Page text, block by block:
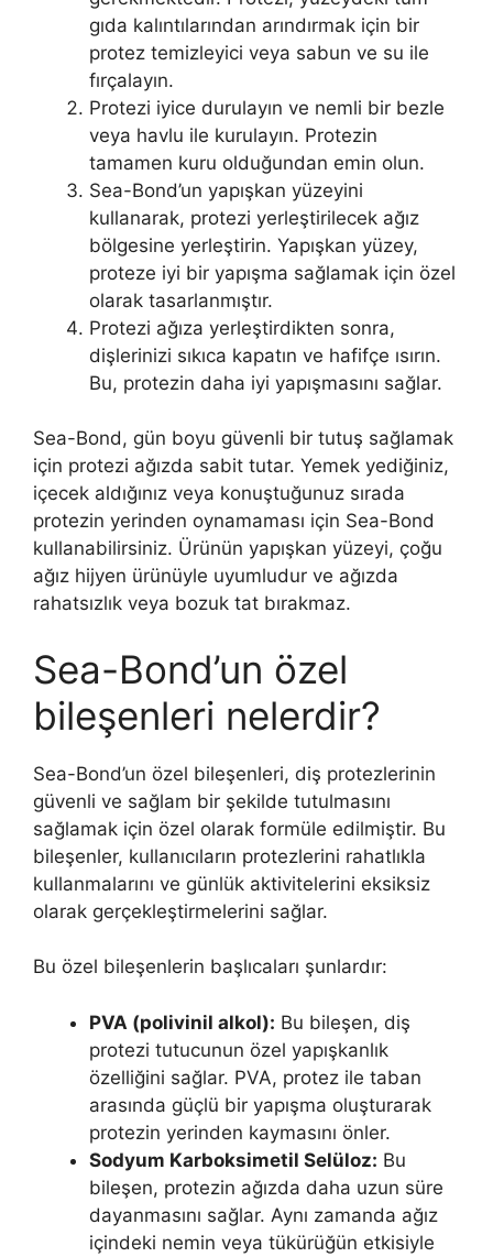
gıda kalıntılarından arındırmak için bir
protez temizleyici veya sabun ve su ile
fırçalayın.
Protezi iyice durulayın ve nemli bir bezle
veya havlu ile kurulayın. Protezin
tamamen kuru olduğundan emin olun.
Sea-Bond’un yapışkan yüzeyini
kullanarak, protezi yerleştirilecek ağız
bölgesine yerleştirin. Yapışkan yüzey,
proteze iyi bir yapışma sağlamak için özel
olarak tasarlanmıştır.
Protezi ağıza yerleştirdikten sonra,
dişlerinizi sıkıca kapatın ve hafifçe ısırın.
Bu, protezin daha iyi yapışmasını sağlar.
Sea-Bond, gün boyu güvenli bir tutuş sağlamak
için protezi ağızda sabit tutar. Yemek yediğiniz,
içecek aldığınız veya konuştuğunuz sırada
protezin yerinden oynamaması için Sea-Bond
kullanabilirsiniz. Ürünün yapışkan yüzeyi, çoğu
ağız hijyen ürünüyle uyumludur ve ağızda
rahatsızlık veya bozuk tat bırakmaz.
Sea-Bond’un özel
bileşenleri nelerdir?
Sea-Bond’un özel bileşenleri, diş protezlerinin
güvenli ve sağlam bir şekilde tutulmasını
sağlamak için özel olarak formüle edilmiştir. Bu
bileşenler, kullanıcıların protezlerini rahatlıkla
kullanmalarını ve günlük aktivitelerini eksiksiz
olarak gerçekleştirmelerini sağlar.
Bu özel bileşenlerin başlıcaları şunlardır:
PVA (polivinil alkol): Bu bileşen, diş
protezi tutucunun özel yapışkanlık
özelliğini sağlar. PVA, protez ile taban
arasında güçlü bir yapışma oluşturarak
protezin yerinden kaymasını önler.
Sodyum Karboksimetil Selüloz: Bu
bileşen, protezin ağızda daha uzun süre
dayanmasını sağlar. Aynı zamanda ağız
içindeki nemin veya tükürüğün etkisiyle